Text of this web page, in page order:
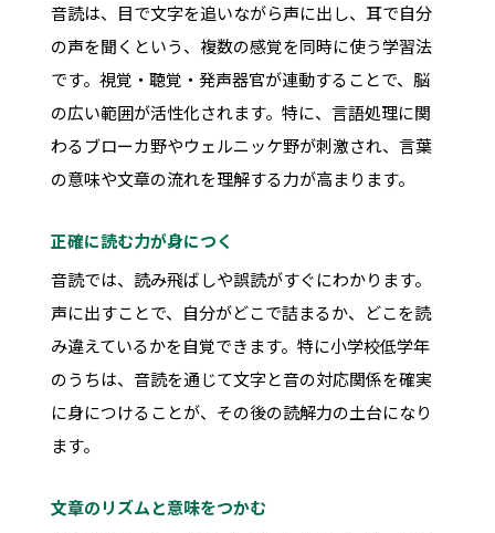
音読は、目で文字を追いながら声に出し、耳で自分
の声を聞くという、複数の感覚を同時に使う学習法
です。視覚・聴覚・発声器官が連動することで、脳
の広い範囲が活性化されます。特に、言語処理に関
わるブローカ野やウェルニッケ野が刺激され、言葉
の意味や文章の流れを理解する力が高まります。
正確に読む力が身につく
音読では、読み飛ばしや誤読がすぐにわかります。
声に出すことで、自分がどこで詰まるか、どこを読
み違えているかを自覚できます。特に小学校低学年
のうちは、音読を通じて文字と音の対応関係を確実
に身につけることが、その後の読解力の土台になり
ます。
文章のリズムと意味をつかむ